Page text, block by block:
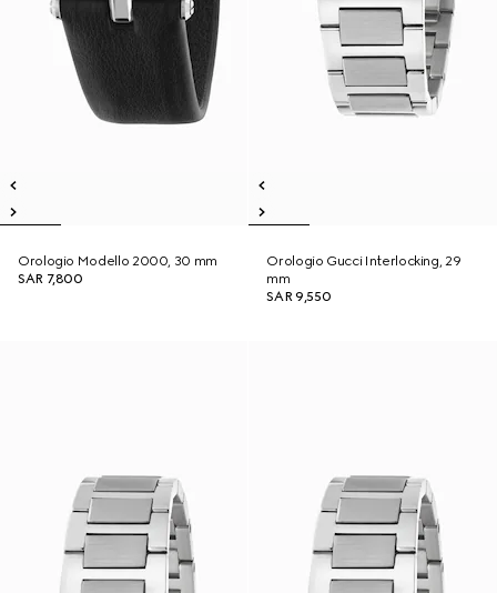
Orologio Modello 2000, 30 mm
SAR 7,800
Orologio Gucci Interlocking, 29
mm
SAR 9,550